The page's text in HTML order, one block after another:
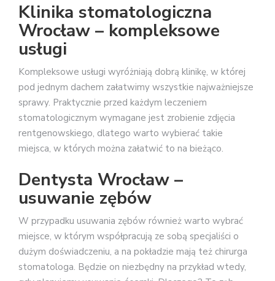
Klinika stomatologiczna
Wrocław – kompleksowe
usługi
Kompleksowe usługi wyróżniają dobrą klinikę, w której
pod jednym dachem załatwimy wszystkie najważniejsze
sprawy. Praktycznie przed każdym leczeniem
stomatologicznym wymagane jest zrobienie zdjęcia
rentgenowskiego, dlatego warto wybierać takie
miejsca, w których można załatwić to na bieżąco.
Dentysta Wrocław –
usuwanie zębów
W przypadku usuwania zębów również warto wybrać
miejsce, w którym współpracują ze sobą specjaliści o
dużym doświadczeniu, a na pokładzie mają też chirurga
stomatologa. Będzie on niezbędny na przykład wtedy,